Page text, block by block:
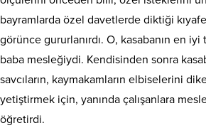
bayramlarda özel davetlerde diktiği
görünce gururlanırdı. O, kasabanın en
baba mesleğiydi. Kendisinden sonra
savcıların, kaymakamların elbiselerini
yetiştirmek için, yanında çalışanlara
öğretirdi.